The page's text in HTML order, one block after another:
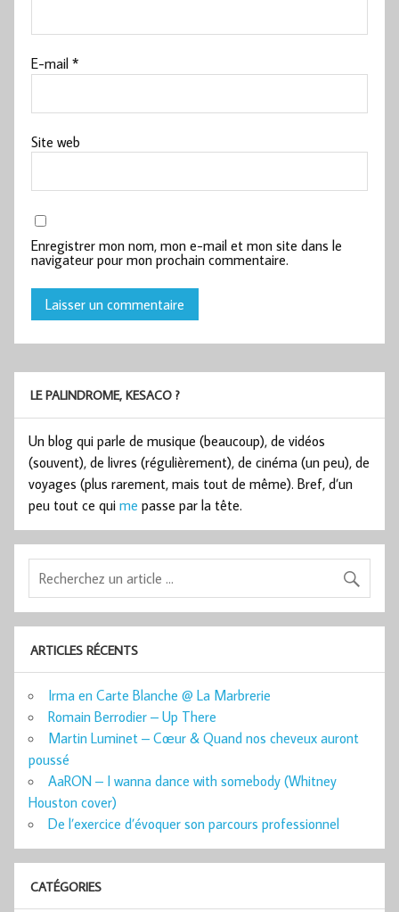
E-mail*
Site web
Enregistrer mon nom, mon e-mail et mon site dans le
navigateur pour mon prochain commentaire.
LE PALINDROME, KESACO ?
Un blog qui parle de musique (beaucoup), de vidéos
(souvent), de livres (régulièrement), de cinéma (un peu), de
voyages (plus rarement, mais tout de même). Bref, d’un
peu tout ce qui me passe par la tête.
ARTICLES RÉCENTS
Irma en Carte Blanche @ La Marbrerie
Romain Berrodier – Up There
Martin Luminet – Cœur & Quand nos cheveux auront
poussé
AaRON – I wanna dance with somebody (Whitney
Houston cover)
De l’exercice d’évoquer son parcours professionnel
CATÉGORIES